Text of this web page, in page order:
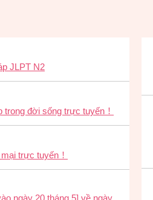
JLPT N2
trong đời sống trực tuyến！
trực tuyến！
ngày 20 tháng 5] về ngày